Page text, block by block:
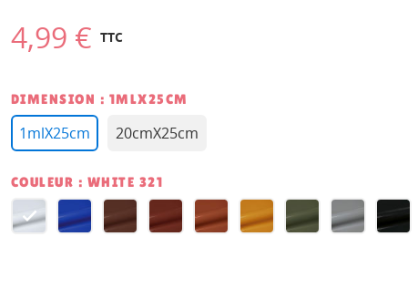
4,99 € TTC
DIMENSION : 1MLX25CM
1mlX25cm 20cmX25cm
COULEUR : WHITE 321
White MarineBrownPaprikaAutumnAmbreGreenStone Black